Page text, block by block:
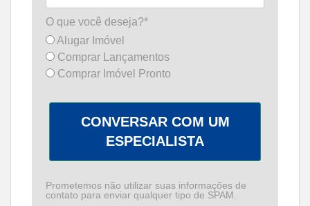
O que você deseja?*
Alugar Imóvel
Comprar Lançamentos
Comprar Imóvel Pronto
CONVERSAR COM UM
ESPECIALISTA
Prometemos não utilizar suas informações de
contato para enviar qualquer tipo de SPAM.